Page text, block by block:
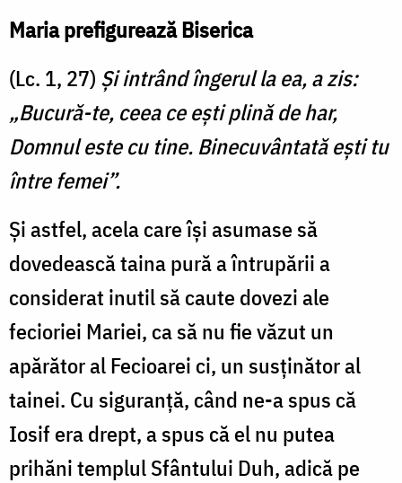
Maria prefigurează Biserica
(Lc. 1, 27) Şi intrând îngerul la ea, a zis:
„Bucură-te, ceea ce eşti plină de har,
Domnul este cu tine. Binecuvântată eşti tu
între femei”.
Și astfel, acela care își asumase să
dovedească taina pură a întrupării a
considerat inutil să caute dovezi ale
fecioriei Mariei, ca să nu fie văzut un
apărător al Fecioarei ci, un susținător al
tainei. Cu siguranță, când ne-a spus că
Iosif era drept, a spus că el nu putea
prihăni templul Sfântului Duh, adică pe